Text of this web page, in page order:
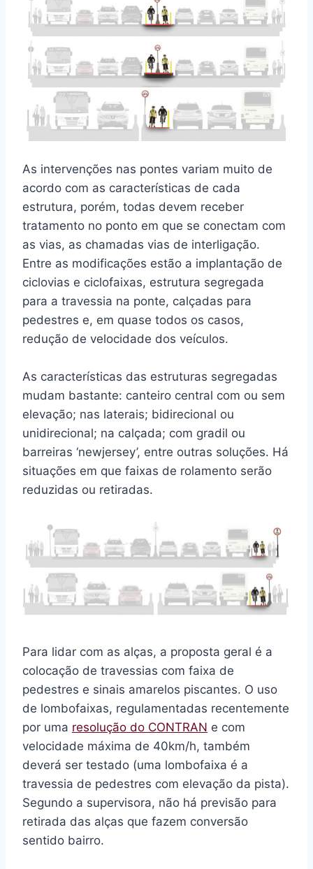
As intervenções nas pontes variam muito de
acordo com as características de cada
estrutura, porém, todas devem receber
tratamento no ponto em que se conectam com
as vias, as chamadas vias de interligação.
Entre as modificações estão a implantação de
ciclovias e ciclofaixas, estrutura segregada
para a travessia na ponte, calçadas para
pedestres e, em quase todos os casos,
redução de velocidade dos veículos.
As características das estruturas segregadas
mudam bastante: canteiro central com ou sem
elevação; nas laterais; bidirecional ou
unidirecional; na calçada; com gradil ou
barreiras ‘newjersey’, entre outras soluções. Há
situações em que faixas de rolamento serão
reduzidas ou retiradas.
Para lidar com as alças, a proposta geral é a
colocação de travessias com faixa de
pedestres e sinais amarelos piscantes. O uso
de lombofaixas, regulamentadas recentemente
por uma resolução do CONTRAN e com
velocidade máxima de 40km/h, também
deverá ser testado (uma lombofaixa é a
travessia de pedestres com elevação da pista).
Segundo a supervisora, não há previsão para
retirada das alças que fazem conversão
sentido bairro.